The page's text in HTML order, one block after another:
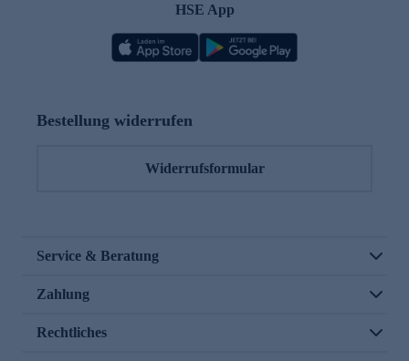
HSE App
Bestellung widerrufen
Widerrufsformular
Service & Beratung
Zahlung
Rechtliches